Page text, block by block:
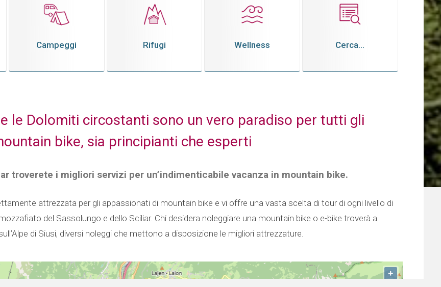
Campeggi Rifugi Wellness Cerca...
e le Dolomiti circostanti sono un vero paradiso per tutti gli
bike, sia principianti che esperti
troverete i migliori servizi per un’indimenticabile vacanza in mountain bike.
attrezzata per gli appassionati di mountain bike e vi offre una vasta scelta di tour di ogni livello di
del Sassolungo e dello Sciliar. Chi desidera noleggiare una mountain bike o e-bike troverà a
di Siusi, diversi noleggi che mettono a disposizione le migliori attrezzature.
+